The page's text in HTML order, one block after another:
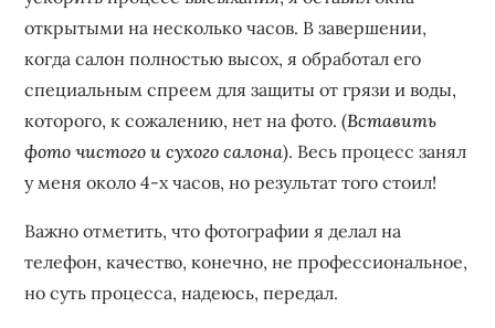
открытыми на несколько часов. В завершении‚
когда салон полностью высох‚ я обработал его
специальным спреем для защиты от грязи и воды‚
которого‚ к сожалению‚ нет на фото. (Вставить
фото чистого и сухого салона). Весь процесс занял
у меня около 4-х часов‚ но результат того стоил!
Важно отметить‚ что фотографии я делал на
телефон‚ качество‚ конечно‚ не профессиональное‚
но суть процесса‚ надеюсь‚ передал.